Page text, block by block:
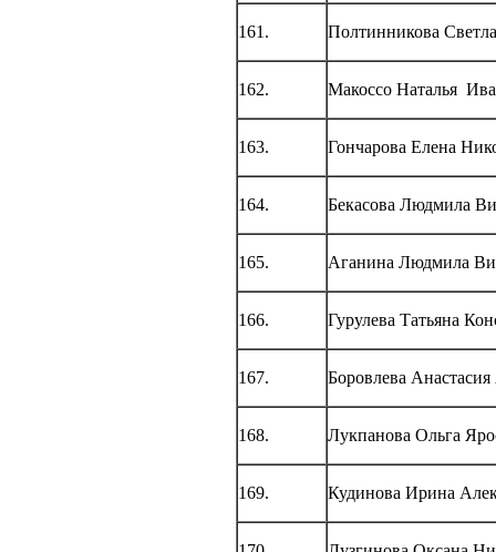
161. Полтинникова
162. Макоссо Наталья
163. Гончарова Елена
164. Бекасова Людмила
165. Аганина Людмила
166. Гурулева Татьяна
167. Боровлева
168. Лукпанова Ольга
169. Кудинова Ирина